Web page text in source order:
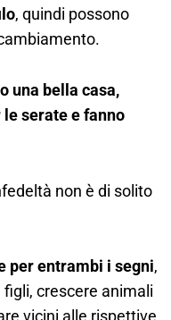
, quindi possono
una bella casa,
serate e fanno
non è di solito
per entrambi i segni,
crescere animali